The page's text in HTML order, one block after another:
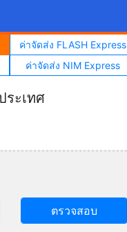
ค่าจัดส่ง FLASH Express
ค่าจัดส่ง NIM Express
ระเทศ
ตรวจสอบ